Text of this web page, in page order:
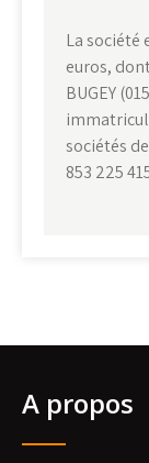
La société
euros,
BUGEY
sociétés
853 225
A propos